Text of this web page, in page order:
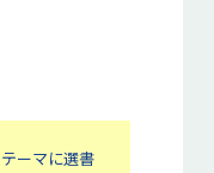
ーマに選書